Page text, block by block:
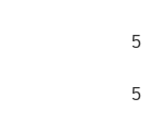
5
5